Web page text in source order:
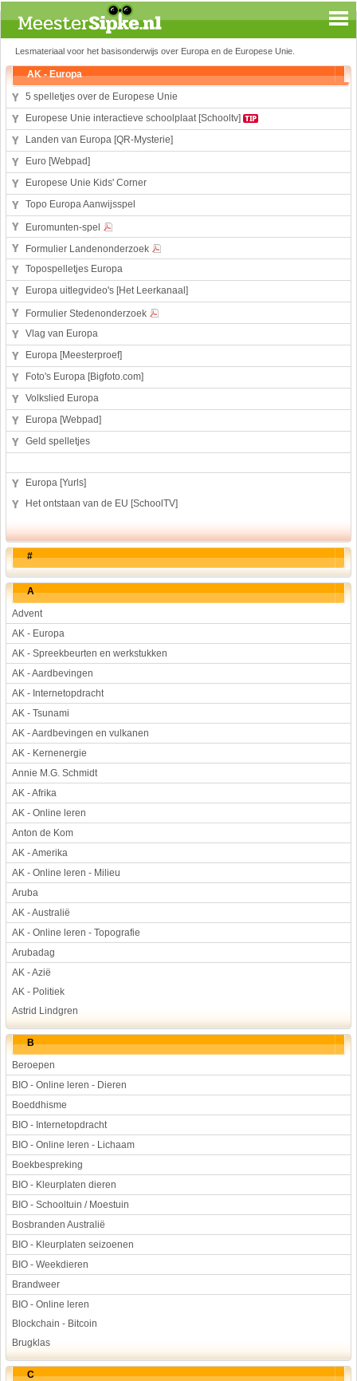
Spelen en leren
Aardrijkskunde
Biologie
Engels
Geloof
Geschiedenis
Internetopdrachten
Kinder-/Jeugdboeken
Kunst en Cultuur
Muziek
Rekenen
Sport
Taal en lezen
Techniek
Verkeer
Werkstuk en spreekbeurt
Aarde en heelal
Beroep, hobby, sport
Dieren
Hulp aan mensen
Kunst en muziek
Landen en volken
Lichaam en gezondheid
Natuur en milieu
Personen
Verkeer en vervoer
Vroeger
Wetenschap en techniek
Lesmateriaal voor het basisonderwijs over Europa en de Europese Unie.
AK - Europa
5 spelletjes over de Europese Unie
Europese Unie interactieve schoolplaat [Schooltv]
Landen van Europa [QR-Mysterie]
Euro [Webpad]
Europese Unie Kids' Corner
Topo Europa Aanwijsspel
Euromunten-spel
Formulier Landenonderzoek
Topospelletjes Europa
Europa uitlegvideo's [Het Leerkanaal]
Formulier Stedenonderzoek
Vlag van Europa
Europa [Meesterproef]
Foto's Europa [Bigfoto.com]
Volkslied Europa
Europa [Webpad]
Geld spelletjes
Europa [Yurls]
Het ontstaan van de EU [SchoolTV]
#
A
Advent
AK - Europa
AK - Spreekbeurten en werkstukken
AK - Aardbevingen
AK - Internetopdracht
AK - Tsunami
AK - Aardbevingen en vulkanen
AK - Kernenergie
Annie M.G. Schmidt
AK - Afrika
AK - Online leren
Anton de Kom
AK - Amerika
AK - Online leren - Milieu
Aruba
AK - Australië
AK - Online leren - Topografie
Arubadag
AK - Azië
AK - Politiek
Astrid Lindgren
B
Beroepen
BIO - Online leren - Dieren
Boeddhisme
BIO - Internetopdracht
BIO - Online leren - Lichaam
Boekbespreking
BIO - Kleurplaten dieren
BIO - Schooltuin / Moestuin
Bosbranden Australië
BIO - Kleurplaten seizoenen
BIO - Weekdieren
Brandweer
BIO - Online leren
Blockchain - Bitcoin
Brugklas
C